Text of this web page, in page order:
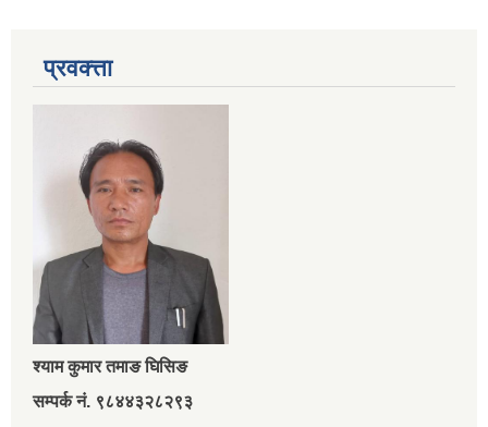
प्रवक्त्ता
श्‍याम कुमार तमाङ घिसिङ
सम्पर्क नं. ९८४४३२८२९३